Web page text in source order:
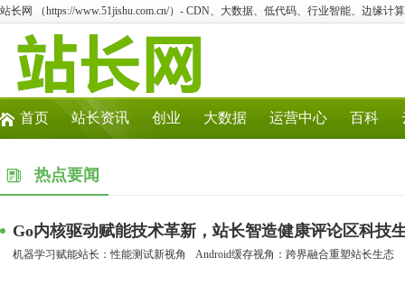
站长网 （https://www.51jishu.com.cn/）- CDN、大数据、低代码、行业智能、边缘计
首页 站长资讯 创业 大数据 运营中心 百科
热点要闻
Go内核驱动赋能技术革新，站长智造健康评论区科技
机器学习赋能站长：性能测试新视角 Android缓存视角：跨界融合重塑站长生态